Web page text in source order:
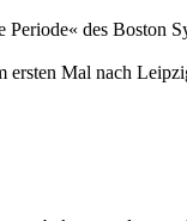
Periode« des
ersten Mal nach